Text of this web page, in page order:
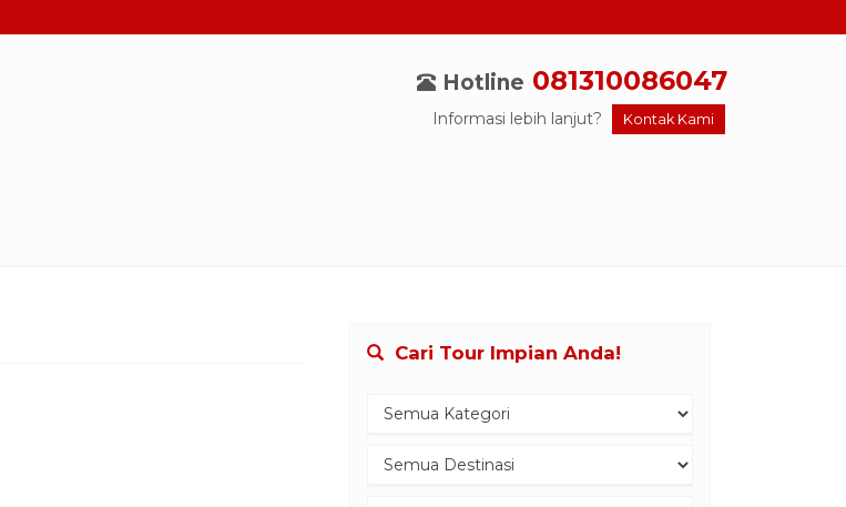
Hotline 081310086047
Informasi lebih lanjut? Kontak Kami
Cari Tour Impian Anda!